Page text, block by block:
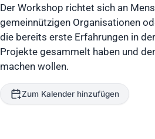
Der Workshop richtet sich an
gemeinnützigen Organisationen
die bereits erste Erfahrungen in
Projekte gesammelt haben und
machen wollen.
Zum Kalender hinzufügen